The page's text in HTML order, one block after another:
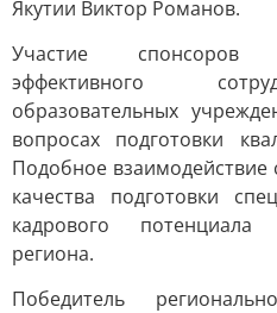
Якутии Виктор Романов.
Участие спонсоров
эффективного
образовательных
вопросах подготовки
Подобное
качества подготовки
кадрового потенциала
региона.
Победитель